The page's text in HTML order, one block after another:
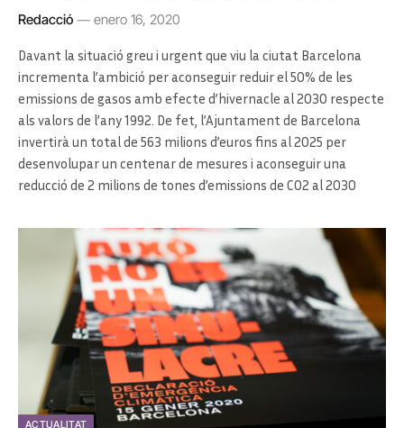
Redacció enero 16, 2020
Davant la situació greu i urgent que viu la ciutat Barcelona
incrementa l’ambició per aconseguir reduir el 50% de les
emissions de gasos amb efecte d’hivernacle al 2030 respecte
als valors de l’any 1992. De fet, l’Ajuntament de Barcelona
invertirà un total de 563 milions d’euros fins al 2025 per
desenvolupar un centenar de mesures i aconseguir una
reducció de 2 milions de tones d’emissions de CO2 al 2030
ACTUALITAT